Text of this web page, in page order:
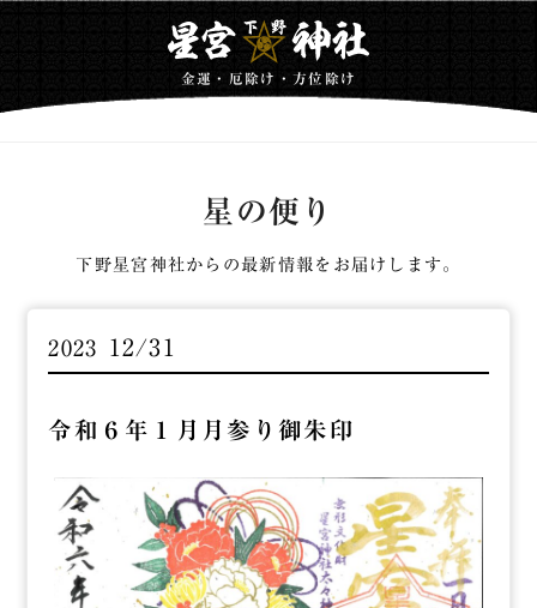
金運・厄除け・方位除け
星の便り
下野星宮神社からの最新情報をお届けします。
2023 12/31
令和６年１月月参り御朱印